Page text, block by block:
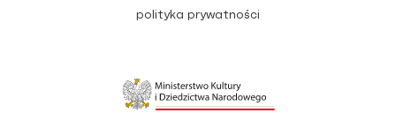
polityka prywatności